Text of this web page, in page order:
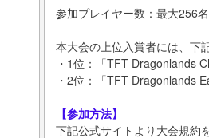
参加プレイヤー数：最大256名
本大会の上位入賞者には、下
・1位：「TFT Dragonlands
・2位：「TFT Dragonlands
【参加方法】
下記公式サイトより大会規約